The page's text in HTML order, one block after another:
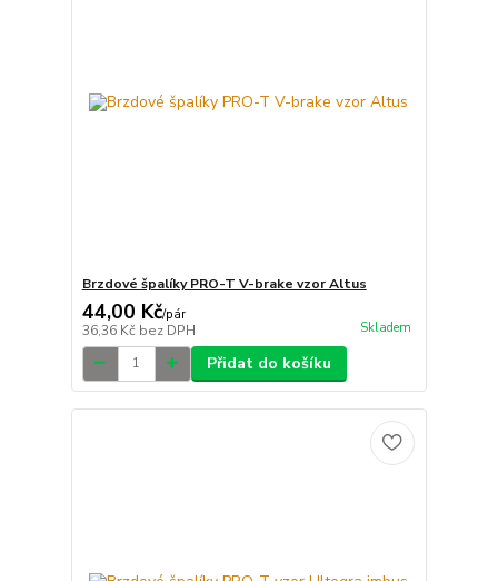
Brzdové špalíky PRO-T V-brake vzor Altus
44,00 Kč/pár
36,36 Kč bez DPH Skladem
Přidat do košíku